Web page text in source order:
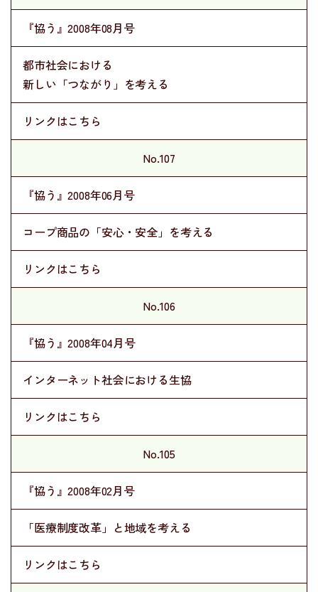
『協う』2008年08月号
都市社会における
新しい「つながり」を考える
リンクはこちら
No.107
『協う』2008年06月号
コープ商品の「安心・安全」を考える
リンクはこちら
No.106
『協う』2008年04月号
インターネット社会における生協
リンクはこちら
No.105
『協う』2008年02月号
「医療制度改革」と地域を考える
リンクはこちら